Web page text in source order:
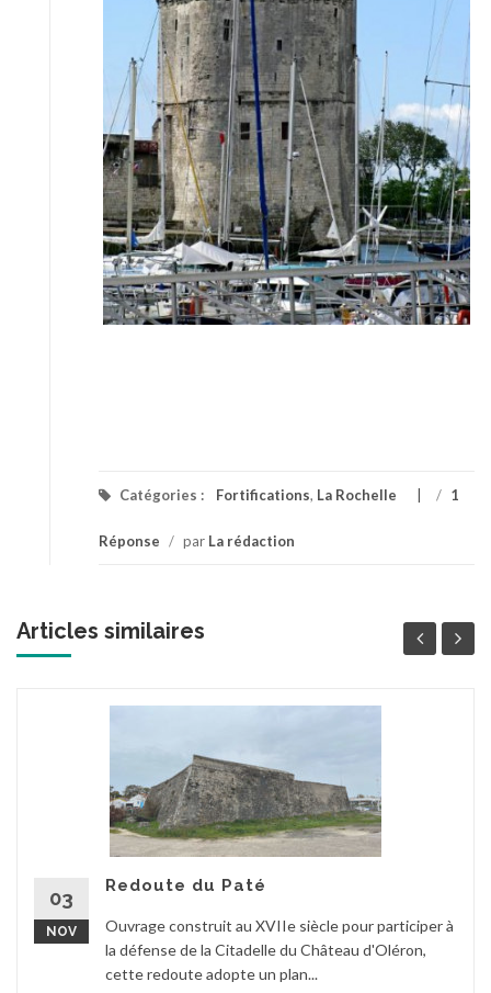
Catégories : Fortifications, La Rochelle / 1
Réponse / par La rédaction
Articles similaires
03
NOV
Redoute du Paté
Ouvrage construit au XVIIe siècle pour participer à
la défense de la Citadelle du Château d'Oléron,
cette redoute adopte un plan...